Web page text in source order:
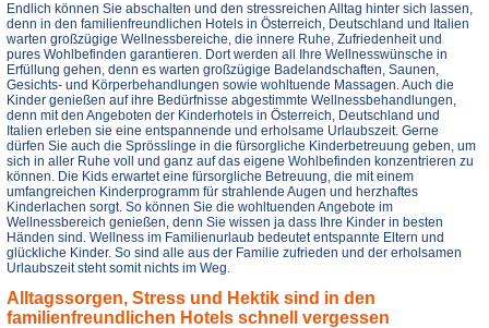
Endlich können Sie abschalten und den stressreichen Alltag hinter sich lassen,
denn in den familienfreundlichen Hotels in Österreich, Deutschland und Italien
warten großzügige Wellnessbereiche, die innere Ruhe, Zufriedenheit und
pures Wohlbefinden garantieren. Dort werden all Ihre Wellnesswünsche in
Erfüllung gehen, denn es warten großzügige Badelandschaften, Saunen,
Gesichts- und Körperbehandlungen sowie wohltuende Massagen. Auch die
Kinder genießen auf ihre Bedürfnisse abgestimmte Wellnessbehandlungen,
denn mit den Angeboten der Kinderhotels in Österreich, Deutschland und
Italien erleben sie eine entspannende und erholsame Urlaubszeit. Gerne
dürfen Sie auch die Sprösslinge in die fürsorgliche Kinderbetreuung geben, um
sich in aller Ruhe voll und ganz auf das eigene Wohlbefinden konzentrieren zu
können. Die Kids erwartet eine fürsorgliche Betreuung, die mit einem
umfangreichen Kinderprogramm für strahlende Augen und herzhaftes
Kinderlachen sorgt. So können Sie die wohltuenden Angebote im
Wellnessbereich genießen, denn Sie wissen ja dass Ihre Kinder in besten
Händen sind. Wellness im Familienurlaub bedeutet entspannte Eltern und
glückliche Kinder. So sind alle aus der Familie zufrieden und der erholsamen
Urlaubszeit steht somit nichts im Weg.
Alltagssorgen, Stress und Hektik sind in den
familienfreundlichen Hotels schnell vergessen